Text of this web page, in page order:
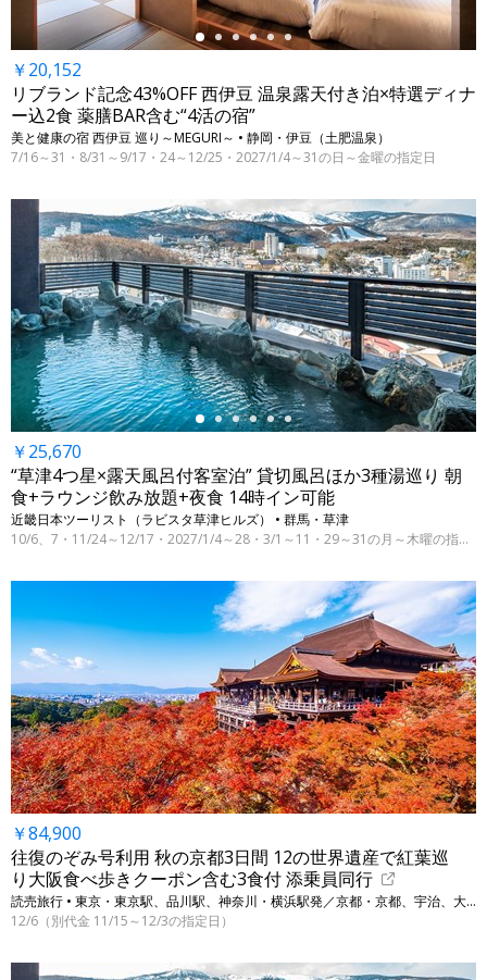
￥20,152
リブランド記念43%OFF 西伊豆 温泉露天付き泊×特選ディナ
ー込2食 薬膳BAR含む“4活の宿”
美と健康の宿 西伊豆 巡り～MEGURI～ • 静岡・伊豆（土肥温泉）
7/16～31・8/31～9/17・24～12/25・2027/1/4～31の日～金曜の指定日
←
￥25,670
“草津4つ星×露天風呂付客室泊” 貸切風呂ほか3種湯巡り 朝
食+ラウンジ飲み放題+夜食 14時イン可能
近畿日本ツーリスト（ラビスタ草津ヒルズ） • 群馬・草津
10/6、7・11/24～12/17・2027/1/4～28・3/1～11・29～31の月～木曜の指定日
￥84,900
往復のぞみ号利用 秋の京都3日間 12の世界遺産で紅葉巡
り大阪食べ歩きクーポン含む3食付 添乗員同行
読売旅行 • 東京・東京駅、品川駅、神奈川・横浜駅発／京都・京都、宇治、大阪・大阪
12/6（別代金 11/15～12/3の指定日）